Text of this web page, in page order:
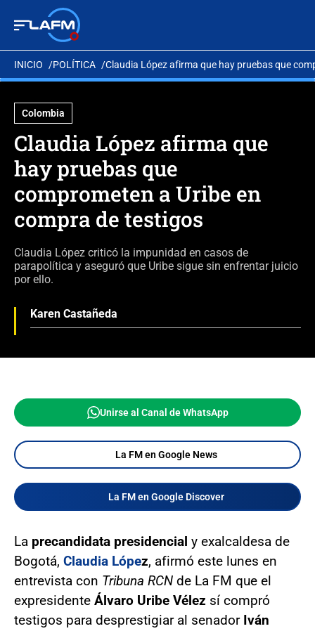
INICIO POLÍTICA Claudia López afirma que hay pruebas que
Colombia
Claudia López afirma que
hay pruebas que
comprometen a Uribe en
compra de testigos
Claudia López criticó la impunidad en casos de
parapolítica y aseguró que Uribe sigue sin enfrentar juicio
por ello.
Karen Castañeda
Unirse al Canal de WhatsApp
La FM en Google News
La FM en Google Discover
La precandidata presidencial y exalcaldesa de
Bogotá, Claudia López, afirmó este lunes en
entrevista con Tribuna RCN de La FM que el
expresidente Álvaro Uribe Vélez sí compró
testigos para desprestigiar al senador Iván